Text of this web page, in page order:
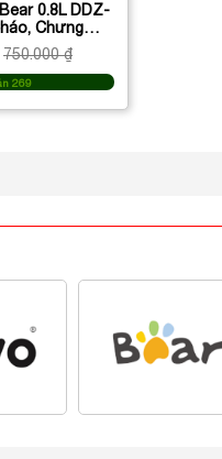
0.8L DDZ-
Chưng
Dưỡng
750.000 ₫
269